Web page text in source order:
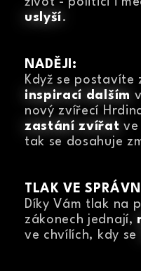
uslyší .
NADĚJI:
Když se postavíte
inspirací dalším
nový zvířecí
zastání zvířat ve
tak se dosahuje
TLAK VE
Díky Vám tlak na
zákonech jednají,
ve chvílích, kdy se